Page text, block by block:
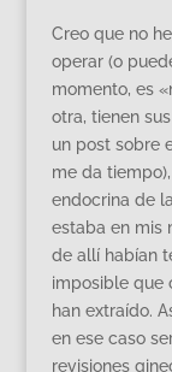
Creo que no
operar (o
momento, es
otra, tienen
un post sobre
me da
endocrina de
estaba en mis
de allí habían
imposible que
han extraído.
en ese caso
revisiones